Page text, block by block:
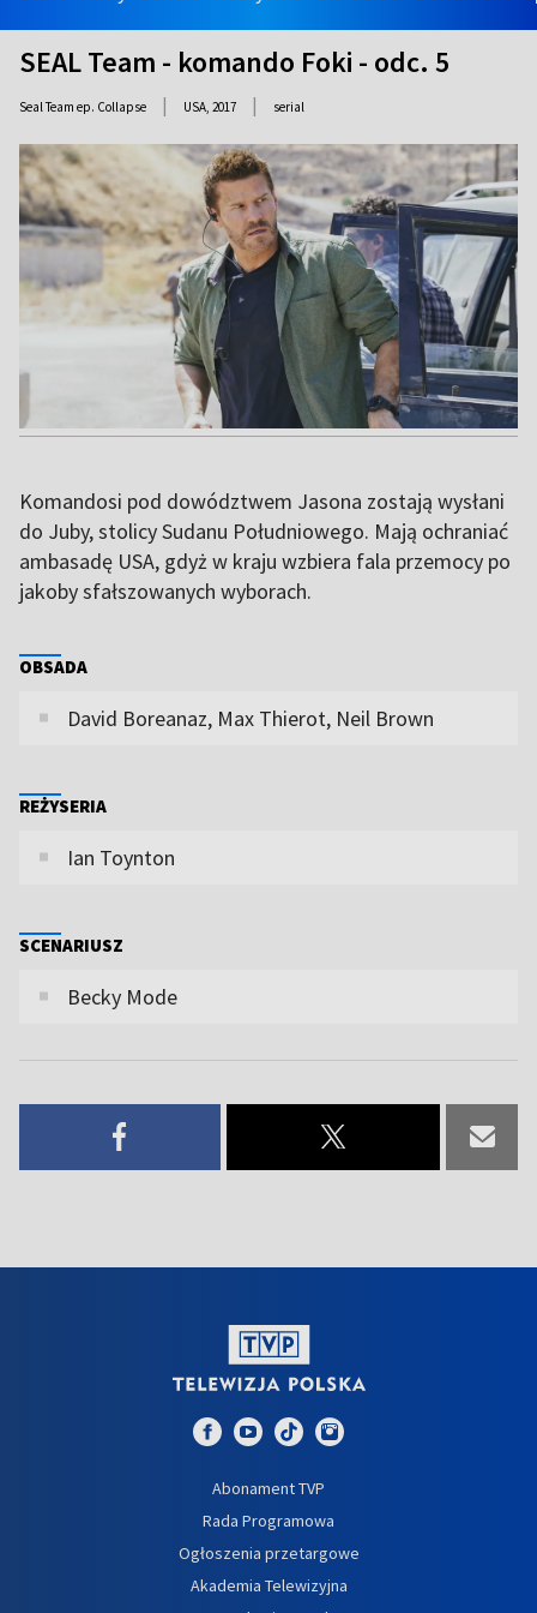
SEAL Team - komando Foki - odc. 5
Seal Team ep. Collapse | USA, 2017 | serial
Komandosi pod dowództwem Jasona zostają wysłani
do Juby, stolicy Sudanu Południowego. Mają ochraniać
ambasadę USA, gdyż w kraju wzbiera fala przemocy po
jakoby sfałszowanych wyborach.
OBSADA
David Boreanaz, Max Thierot, Neil Brown
REŻYSERIA
Ian Toynton
SCENARIUSZ
Becky Mode
Abonament TVP
Rada Programowa
Ogłoszenia przetargowe
Akademia Telewizyjna